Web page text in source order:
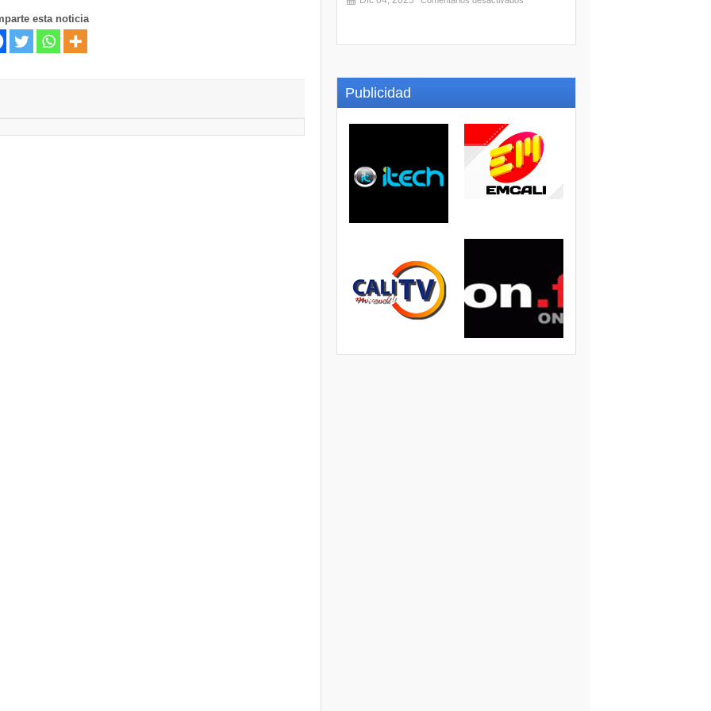
esta noticia
Publicidad